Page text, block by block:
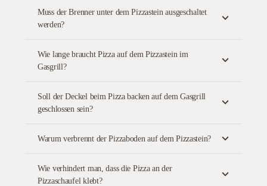
Muss der Brenner unter dem Pizzastein ausgeschaltet
werden?
Wie lange braucht Pizza auf dem Pizzastein im
Gasgrill?
Soll der Deckel beim Pizza backen auf dem Gasgrill
geschlossen sein?
Warum verbrennt der Pizzaboden auf dem Pizzastein?
Wie verhindert man, dass die Pizza an der
Pizzaschaufel klebt?